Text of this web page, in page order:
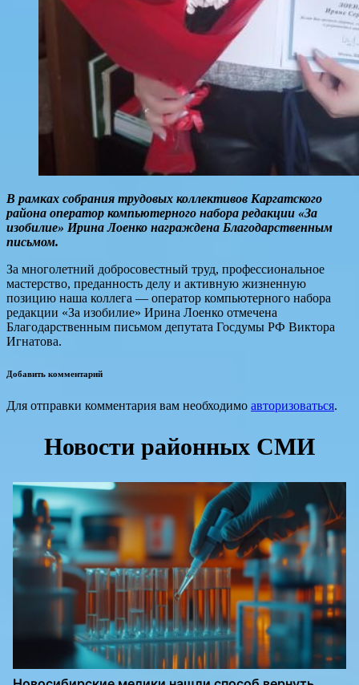
В рамках собрания трудовых коллективов Каргатского
района оператор компьютерного набора редакции «За
изобилие» Ирина Лоенко награждена Благодарственным
письмом.
За многолетний добросовестный труд, профессиональное
мастерство, преданность делу и активную жизненную
позицию наша коллега — оператор компьютерного набора
редакции «За изобилие» Ирина Лоенко отмечена
Благодарственным письмом депутата Госдумы РФ Виктора
Игнатова.
Добавить комментарий
Для отправки комментария вам необходимо авторизоваться.